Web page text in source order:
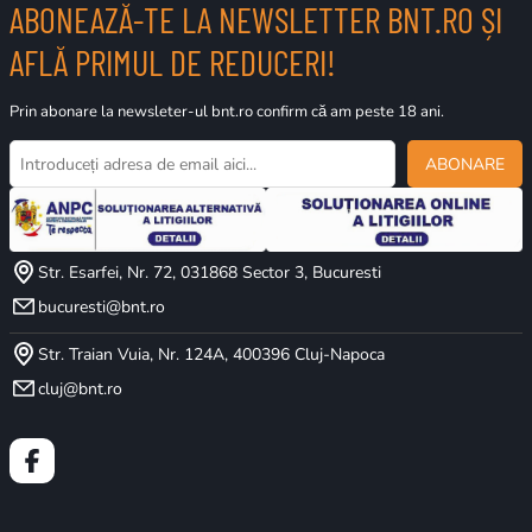
ABONEAZĂ-TE LA NEWSLETTER BNT.RO ȘI
AFLĂ PRIMUL DE REDUCERI!
Prin abonare la newsleter-ul bnt.ro confirm că am peste 18 ani.
ABONARE
Str. Esarfei, Nr. 72, 031868 Sector 3, Bucuresti
bucuresti@bnt.ro
Str. Traian Vuia, Nr. 124A, 400396 Cluj-Napoca
cluj@bnt.ro